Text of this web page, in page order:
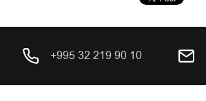
+995 32 219 90 10